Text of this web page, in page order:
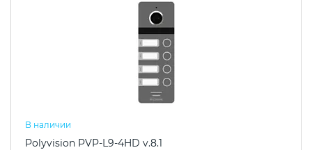
В наличии
Polyvision PVP-L9-4HD v.8.1